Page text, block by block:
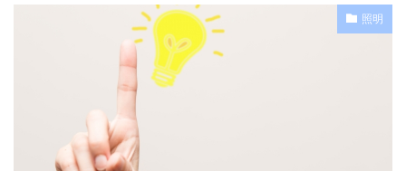
照明